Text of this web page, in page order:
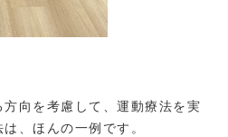
向を考慮して、運動療法を実
、ほんの一例です。